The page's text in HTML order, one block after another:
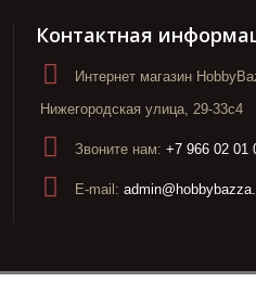
Контактная
Интернет магазин
Нижегородская улица, 29-33с4
Звоните нам: +7 966 02 01
E-mail: